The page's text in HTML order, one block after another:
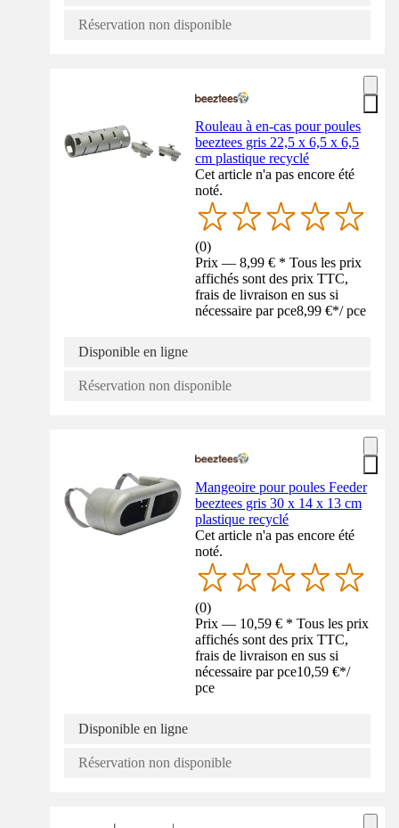
Réservation non disponible
Rouleau à en-cas pour poules
beeztees gris 22,5 x 6,5 x 6,5
cm plastique recyclé
Cet article n'a pas encore été
noté.
(0)
Prix — 8,99 € * Tous les prix
affichés sont des prix TTC,
frais de livraison en sus si
nécessaire par pce8,99 €*/ pce
Disponible en ligne
Réservation non disponible
Mangeoire pour poules Feeder
beeztees gris 30 x 14 x 13 cm
plastique recyclé
Cet article n'a pas encore été
noté.
(0)
Prix — 10,59 € * Tous les prix
affichés sont des prix TTC,
frais de livraison en sus si
nécessaire par pce10,59 €*/
pce
Disponible en ligne
Réservation non disponible